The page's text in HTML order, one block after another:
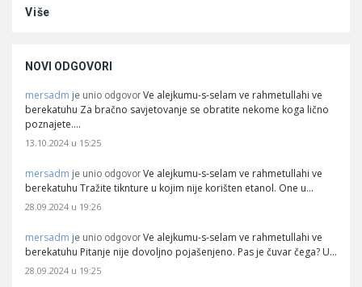
Više
NOVI ODGOVORI
mersadm je unio odgovor Ve alejkumu-s-selam ve rahmetullahi ve
berekatuhu Za bračno savjetovanje se obratite nekome koga lično
poznajete.…
13.10.2024 u 15:25
mersadm je unio odgovor Ve alejkumu-s-selam ve rahmetullahi ve
berekatuhu Tražite tiknture u kojim nije korišten etanol. One u…
28.09.2024 u 19:26
mersadm je unio odgovor Ve alejkumu-s-selam ve rahmetullahi ve
berekatuhu Pitanje nije dovoljno pojašenjeno. Pas je čuvar čega? U…
28.09.2024 u 19:25